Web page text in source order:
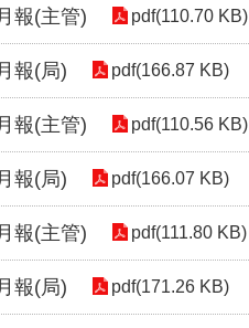
報(主管) pdf(110.70 KB)
報(局) pdf(166.87 KB)
報(主管) pdf(110.56 KB)
報(局) pdf(166.07 KB)
報(主管) pdf(111.80 KB)
報(局) pdf(171.26 KB)